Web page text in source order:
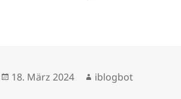
Veröffentlicht
18. März 2024 Autor
iblogbot